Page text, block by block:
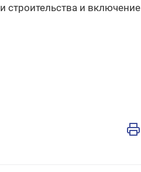
строительства и включение